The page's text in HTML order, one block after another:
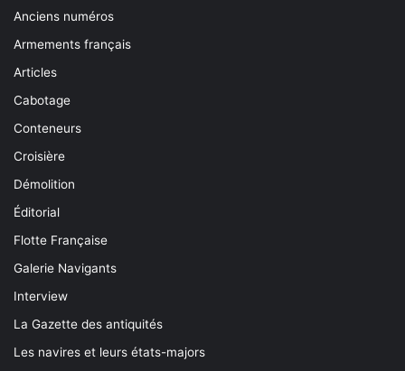
Anciens numéros
Armements français
Articles
Cabotage
Conteneurs
Croisière
Démolition
Éditorial
Flotte Française
Galerie Navigants
Interview
La Gazette des antiquités
Les navires et leurs états-majors